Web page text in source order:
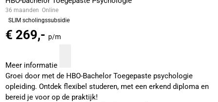
36 maanden Online
SLIM scholingssubsidie
€ 269,- p/m
Meer informatie
Groei door met de HBO-Bachelor Toegepaste psychologie
opleiding. Ontdek flexibel studeren, met een erkend diploma en
bereid je voor op de praktijk!